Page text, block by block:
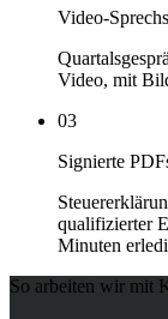
Video-
Video, mit
03
Signierte
qualifizierter
Minuten
So arbeiten wir mit